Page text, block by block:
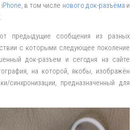
, в том числе нового док-разъёма и
предыдущие сообщения из разных
с которыми следующее поколение
док-разъем и сегодня на сайте
на которой, якобы, изображён
синхронизации, предназначенный для